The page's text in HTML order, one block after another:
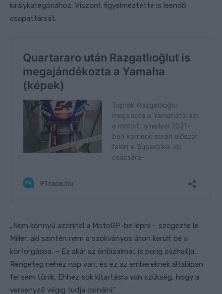
királykategóriához. Viszont figyelmeztette is leendő
csapattársát.
„Nem könnyű azonnal a MotoGP-be lépni – szögezte le
Miller, aki szintén nem a szokványos úton került be a
körforgásba. – Ez akár az önbizalmat is porig zúzhatja.
Rengeteg nehéz nap van, és ez az embereknek általában
fel sem tűnik. Ehhez sok kitartásra van szükség, hogy a
versenyző végig tudja csinálni.”